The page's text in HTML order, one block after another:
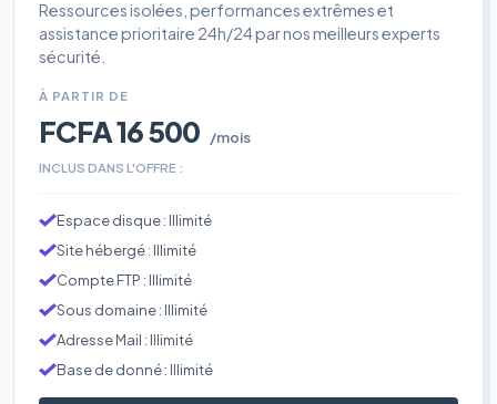
Ressources isolées, performances extrêmes et
assistance prioritaire 24h/24 par nos meilleurs experts
sécurité.
À PARTIR DE
FCFA 16 500 /mois
INCLUS DANS L'OFFRE :
Espace disque : Illimité
Site hébergé : Illimité
Compte FTP : Illimité
Sous domaine : Illimité
Adresse Mail : Illimité
Base de donné : Illimité